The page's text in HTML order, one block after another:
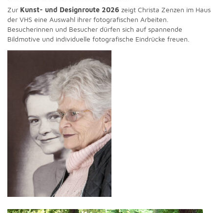
Zur Kunst- und Designroute 2026 zeigt Christa Zenzen im Haus
der VHS eine Auswahl ihrer fotografischen Arbeiten.
Besucherinnen und Besucher dürfen sich auf spannende
Bildmotive und individuelle fotografische Eindrücke freuen.